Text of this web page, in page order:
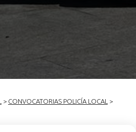
> CONVOCATORIAS POLICÍA LOCAL >